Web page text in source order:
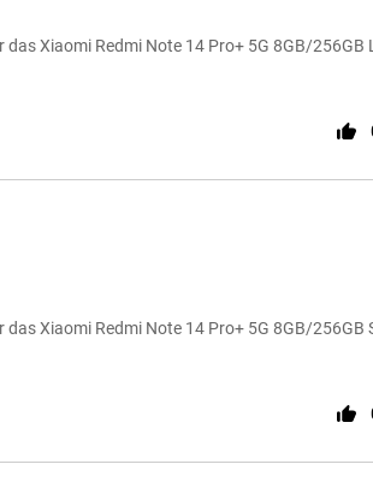
Xiaomi Redmi Note 14 Pro+ 5G 8GB/256GB
Xiaomi Redmi Note 14 Pro+ 5G 8GB/256GB